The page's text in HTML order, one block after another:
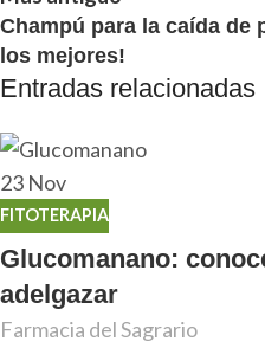
Champú para la caída de
los mejores!
Entradas relacionadas
23 Nov
FITOTERAPIA
Glucomanano:
adelgazar
Farmacia del Sagrario